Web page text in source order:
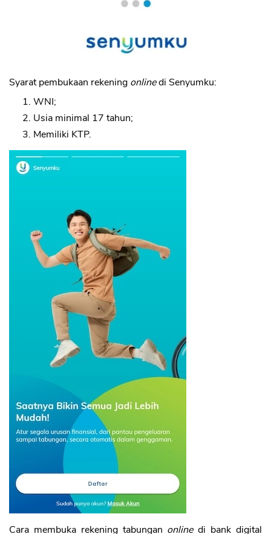
Syarat pembukaan rekening onlinedi Senyumku:
WNI;
Usia minimal 17 tahun;
Memiliki KTP.
Cara membuka rekening tabungan onlinedi bank digital